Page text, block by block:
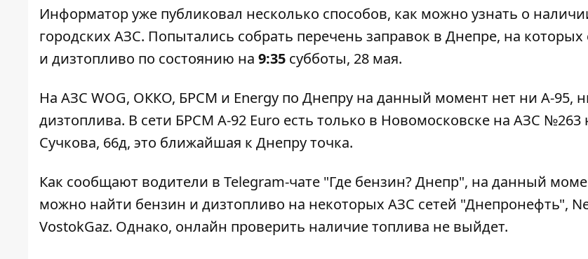
Информаторуже публиковал несколько способов, как можно узнать о
городских АЗС. Попытались собрать перечень заправок в Днепре, на которых
и дизтопливо по состоянию на 9:35 субботы, 28 мая.
На АЗС WOG, ОККО, БРСМ и Energy по Днепру на данный момент нет ни А-95,
дизтоплива. В сети БРСМ А-92 Euro есть только в Новомосковске на АЗС №263
Сучкова, 66д, это ближайшая к Днепру точка.
Как сообщают водители в Telegram-чате "Где бензин? Днепр", на данный
можно найти бензин и дизтопливо на некоторых АЗС сетей "Днепронефть",
VostokGaz. Однако, онлайн проверить наличие топлива не выйдет.